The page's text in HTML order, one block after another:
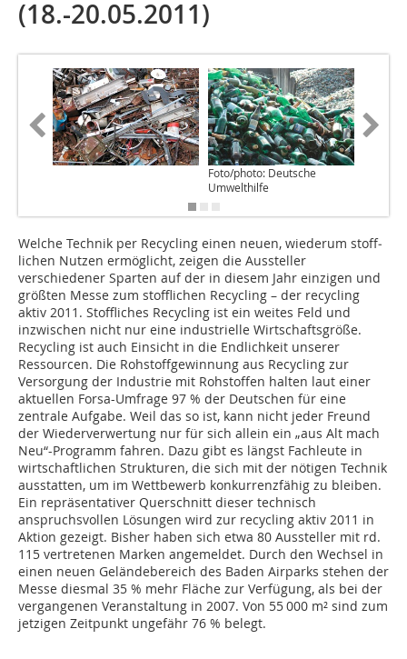
(18.-20.05.2011)
Foto/photo: Deutsche
Umwelthilfe
Welche Technik per Recycling einen neuen, wiederum stoff­
lichen Nutzen ermöglicht, zeigen die Aussteller
verschiedener Sparten auf der in diesem Jahr einzigen und
größten Messe zum stofflichen Recycling – der recycling
aktiv 2011. Stoff­liches Recycling ist ein weites Feld und
inzwischen nicht nur eine industrielle Wirtschaftsgröße.
Recycling ist auch Einsicht in die Endlichkeit unserer
Ressourcen. Die Rohstoffgewinnung aus Recycling zur
Versorgung der Industrie mit Rohstoffen halten laut einer
aktuellen Forsa-Umfrage 97 % der Deutschen für eine
zentrale Aufgabe. Weil das so ist, kann nicht jeder Freund
der Wiederverwertung nur für sich allein ein „aus Alt mach
Neu“-Programm fahren. Dazu gibt es längst Fachleute in
wirtschaftlichen Struk­turen, die sich mit der nötigen Tech­nik
ausstatten, um im Wettbewerb konkurrenzfähig zu bleiben.
Ein repräsentativer Querschnitt dieser technisch
anspruchsvollen Lösungen wird zur recycling aktiv 2011 in
Aktion gezeigt. Bisher haben sich etwa 80 Aussteller mit rd.
115 vertretenen Marken angemeldet. Durch den Wechsel in
einen neuen Geländebereich des Baden Airparks stehen der
Messe diesmal 35 % mehr Fläche zur Verfügung, als bei der
vergangenen Veranstaltung in 2007. Von 55 000 m² sind zum
jetzigen Zeitpunkt ungefähr 76 % belegt.